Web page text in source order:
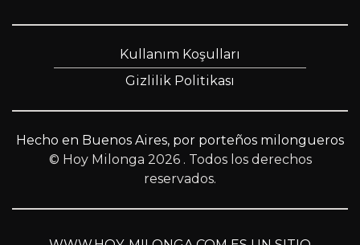
Kullanım Koşulları
Gizlilik Politikası
Hecho en Buenos Aires, por porteños milongueros
© Hoy Milonga 2026 . Todos los derechos
reservados.